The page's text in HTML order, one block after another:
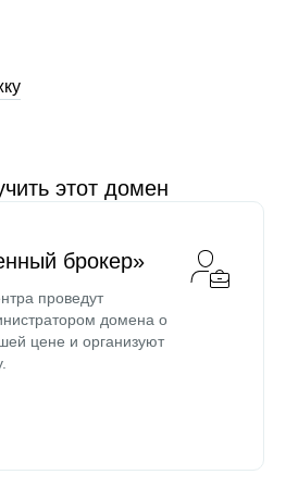
этот домен
брокер»
проведут
домена о
цене и организуют